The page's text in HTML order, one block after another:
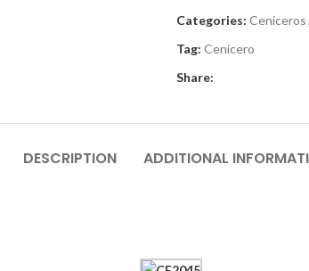
Categories: Ceniceros,
Tag: Cenicero
Share:
DESCRIPTION ADDITIONAL